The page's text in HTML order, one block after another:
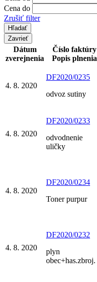
Cena do
Zrušiť filter
Zavrieť
Dátum
zverejnenia
Číslo faktúry
Popis plnenia
4. 8. 2020
DF2020/0235
odvoz sutiny
4. 8. 2020
DF2020/0233
odvodnenie
uličky
4. 8. 2020
DF2020/0234
Toner purpur
4. 8. 2020
DF2020/0232
plyn
obec+has.zbroj.